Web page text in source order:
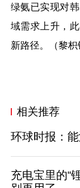
绿氨已实现对
域需求上升，
新路径。（黎枳
相关推荐
环球时报：
充电宝里的“